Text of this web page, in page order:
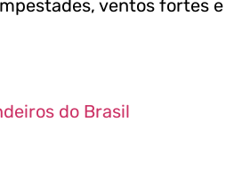
ventos fortes e
do Brasil